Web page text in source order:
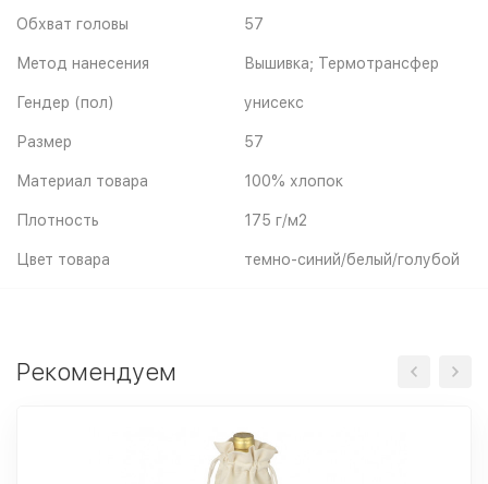
Обхват головы 57
Метод нанесения Вышивка; Термотрансфер
Гендер (пол) унисекс
Размер 57
Материал товара 100% хлопок
Плотность 175 г/м2
Цвет товара темно-синий/белый/голубой
Рекомендуем